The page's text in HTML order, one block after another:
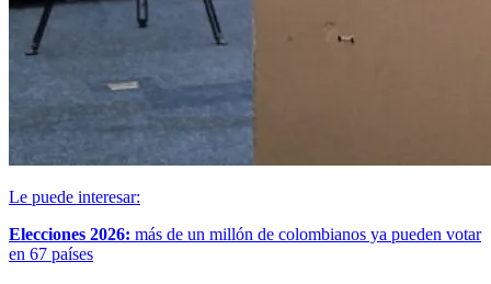
Le puede interesar:
Elecciones 2026: más de un millón de colombianos ya pueden votar
en 67 países